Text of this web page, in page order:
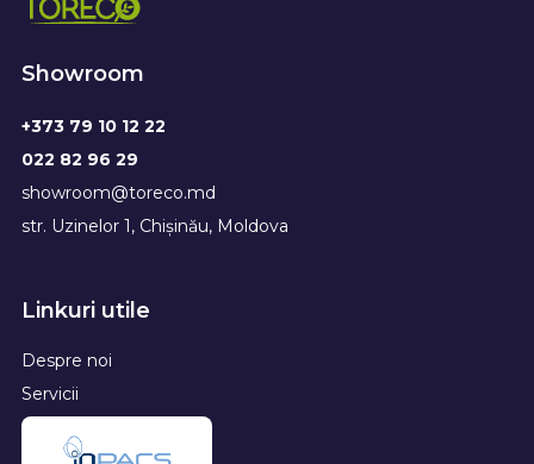
Showroom
+373 79 10 12 22
022 82 96 29
showroom@toreco.md
str. Uzinelor 1, Chișinău, Moldova
Linkuri utile
Despre noi
Servicii